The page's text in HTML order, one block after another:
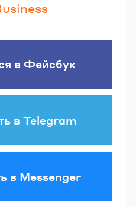
в Фейсбук
в Telegram
в Messenger